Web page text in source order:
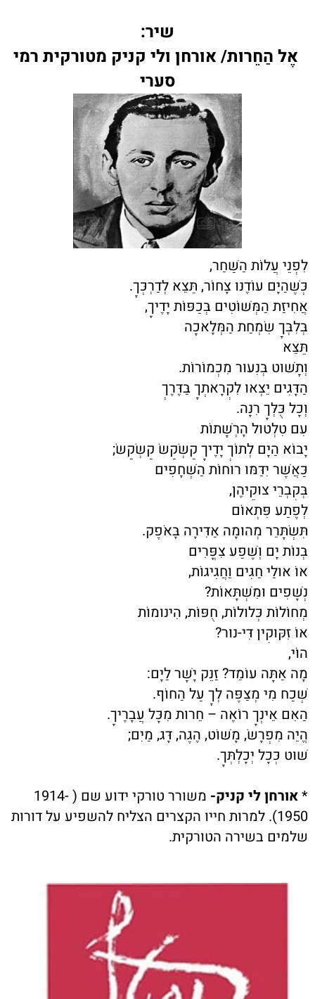
שיר:
אֶל הַחֵרוּת/ אורחן ולי קניק מטורקית רמי
סערי
לִפְנֵי עֲלוֹת הַשַּׁחַר,
כְּשֶׁהַיָּם עוֹדֶנּוּ צָחוֹר, תֵּצֵא לְדַרְכְּךָ.
אֲחִיזַת הַמְּשׁוֹטִים בְּכַפּוֹת יָדֶיךָ,
בְּלִבְּךָ שִׂמְחַת הַמְּלָאכָה
תֵּצֵא
וְתָשׁוּט בְּנִעוּר מִכְמוֹרוֹת.
הַדָּגִים יֵצְאוּ לִקְרָאתְךָ בַּדֶּרֶךְ
וְכָל כֻּלְּךָ רִנָּה.
עִם טִלְטוּל הָרְשָׁתוֹת
יָבוֹא הַיָּם לְתוֹךְ יָדֶיךָ קַשְׂקַשׂ קַשְׂקַשׂ;
כַּאֲשֶׁר יִדַּמּוּ רוּחוֹת הַשְּׁחָפִים
בְּקִבְרֵי צוּקֵיהֶן,
לְפֶתַע פִּתְאוֹם
תִּשְׂתָּרֵר מְהוּמָה אַדִּירָה בָּאֹפֶק.
בְּנוֹת יָם וְשֶׁפַע צִפֳּרִים
אוֹ אוּלַי חַגִּים וַחֲגִיגוֹת,
נְשָׁפִים וּמִשְׁתָּאוֹת?
מְחוֹלוֹת כְּלוּלוֹת, חֻפּוֹת, הִינוּמוֹת
אוֹ זִקּוּקִין דִּי-נוּר?
הוֹי,
מָה אַתָּה עוֹמֵד? זַנֵּק יָשָׁר לַיָּם:
שְׁכַח מִי מְצַפֶּה לְךָ עַל הַחוֹף.
הַאִם אֵינְךָ רוֹאֶה – חֵרוּת מִכָּל עֲבָרֶיךָ.
הֱיֵה מִפְרָשׂ, מָשׁוֹט, הֶגֶה, דָּג, מַיִם;
שׁוּט כְּכָל יְכָלְתְּךָ.
*אורחן לי קניק-
משורר טורקי ידוע שם ( 1914-
1950). למרות חייו הקצרים הצליח להשפיע על דורות
שלמים בשירה הטורקית.